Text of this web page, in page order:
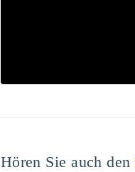
Hören Sie auch den